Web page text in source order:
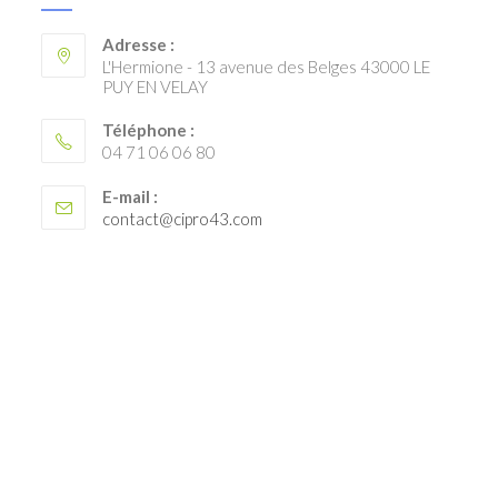
Adresse :
L'Hermione - 13 avenue des Belges 43000 LE
PUY EN VELAY
Téléphone :
04 71 06 06 80
E-mail :
contact@cipro43.com